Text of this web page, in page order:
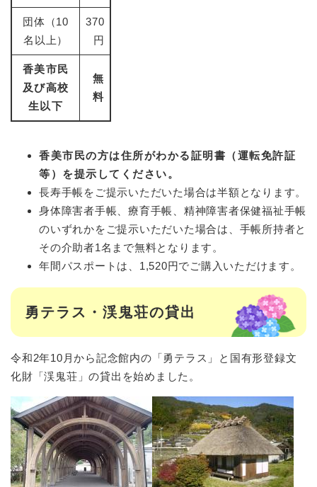
団体（10
名以上）
370
円
香美市民
及び高校
生以下
無
料
香美市民の方は住所がわかる証明書（運転免許証
等）を提示してください。
長寿手帳をご提示いただいた場合は半額となります。
身体障害者手帳、療育手帳、精神障害者保健福祉手帳
のいずれかをご提示いただいた場合は、手帳所持者と
その介助者1名まで無料となります。
年間パスポートは、1,520円でご購入いただけます。
勇テラス・渓鬼荘の貸出
令和2年10月から記念館内の「勇テラス」と国有形登録文
化財「渓鬼荘」の貸出を始めました。